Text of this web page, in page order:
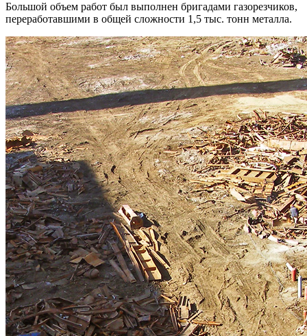
Большой объем работ был выполнен бригадами газорезчиков,
переработавшими в общей сложности 1,5 тыс. тонн металла.